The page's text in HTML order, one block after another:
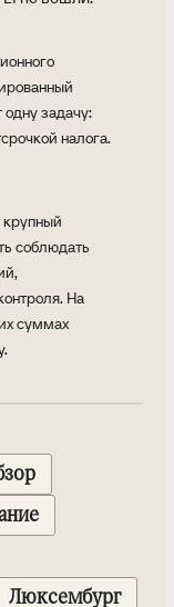
задачу:
налога.
крупный
соблюдать
На
суммах
Люксембург